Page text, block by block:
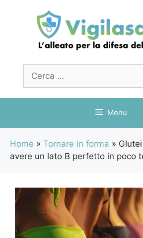
contenuto
per:
Menu
Home » Tornare in forma »
avere un lato B perfetto in poco